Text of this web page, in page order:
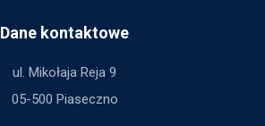
Dane kontaktowe
ul. Mikołaja Reja 9
05-500 Piaseczno